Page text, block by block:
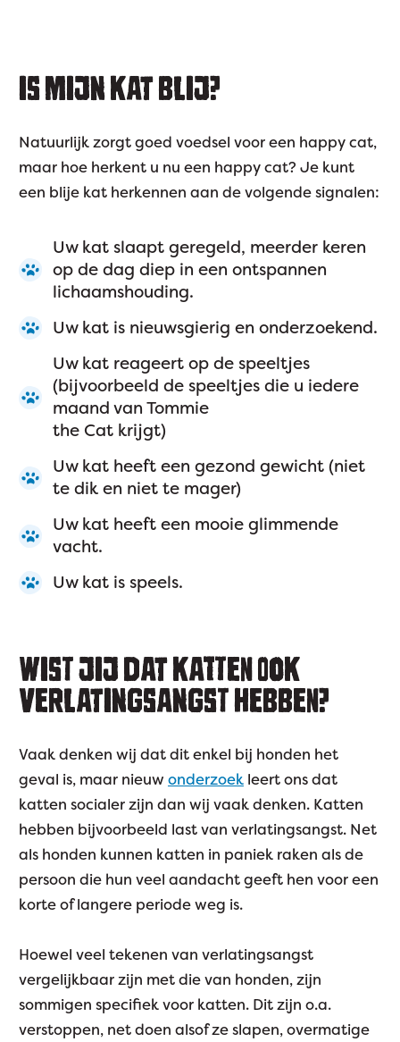
IS MIJN KAT BLIJ?
Natuurlijk zorgt goed voedsel voor een happy cat,
maar hoe herkent u nu een happy cat? Je kunt
een blije kat herkennen aan de volgende signalen:
Uw kat slaapt geregeld, meerder keren
op de dag diep in een ontspannen
lichaamshouding.
Uw kat is nieuwsgierig en onderzoekend.
Uw kat reageert op de speeltjes
(bijvoorbeeld de speeltjes die u iedere
maand van Tommie
the Cat krijgt)
Uw kat heeft een gezond gewicht (niet
te dik en niet te mager)
Uw kat heeft een mooie glimmende
vacht.
Uw kat is speels.
WIST JIJ DAT KATTEN OOK
VERLATINGSANGST HEBBEN?
Vaak denken wij dat dit enkel bij honden het
geval is, maar nieuw onderzoekleert ons dat
katten socialer zijn dan wij vaak denken. Katten
hebben bijvoorbeeld last van verlatingsangst. Net
als honden kunnen katten in paniek raken als de
persoon die hun veel aandacht geeft hen voor een
korte of langere periode weg is.
Hoewel veel tekenen van verlatingsangst
vergelijkbaar zijn met die van honden, zijn
sommigen specifiek voor katten. Dit zijn o.a.
verstoppen, net doen alsof ze slapen, overmatige